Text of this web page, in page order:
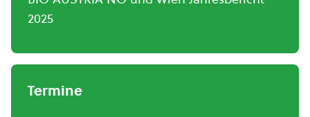
2025
Termine